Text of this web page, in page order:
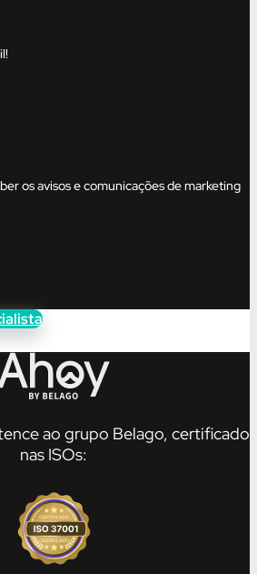
os avisos e comunicações de marketing
ao grupo Belago, certificado
nas ISOs: